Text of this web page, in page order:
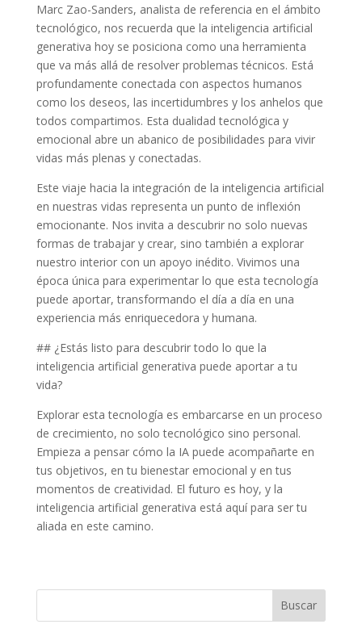
Marc Zao-Sanders, analista de referencia en el ámbito
tecnológico, nos recuerda que la inteligencia artificial
generativa hoy se posiciona como una herramienta
que va más allá de resolver problemas técnicos. Está
profundamente conectada con aspectos humanos
como los deseos, las incertidumbres y los anhelos que
todos compartimos. Esta dualidad tecnológica y
emocional abre un abanico de posibilidades para vivir
vidas más plenas y conectadas.
Este viaje hacia la integración de la inteligencia artificial
en nuestras vidas representa un punto de inflexión
emocionante. Nos invita a descubrir no solo nuevas
formas de trabajar y crear, sino también a explorar
nuestro interior con un apoyo inédito. Vivimos una
época única para experimentar lo que esta tecnología
puede aportar, transformando el día a día en una
experiencia más enriquecedora y humana.
## ¿Estás listo para descubrir todo lo que la
inteligencia artificial generativa puede aportar a tu
vida?
Explorar esta tecnología es embarcarse en un proceso
de crecimiento, no solo tecnológico sino personal.
Empieza a pensar cómo la IA puede acompañarte en
tus objetivos, en tu bienestar emocional y en tus
momentos de creatividad. El futuro es hoy, y la
inteligencia artificial generativa está aquí para ser tu
aliada en este camino.
Buscar